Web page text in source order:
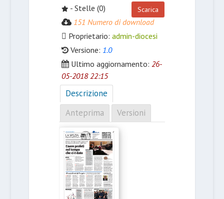
Scarica
- Stelle (0)
151 Numero di download
Proprietario: admin-diocesi
Versione: 1.0
Ultimo aggiornamento: 26-
05-2018 22:15
Descrizione
Anteprima
Versioni